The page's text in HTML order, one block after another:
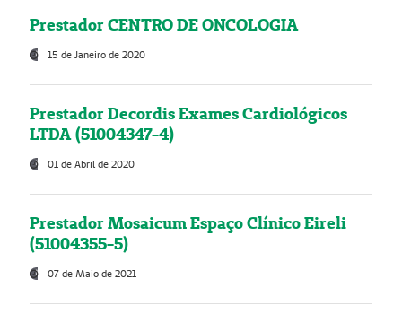
Prestador CENTRO DE ONCOLOGIA
15 de Janeiro de 2020
Prestador Decordis Exames Cardiológicos
LTDA (51004347-4)
01 de Abril de 2020
Prestador Mosaicum Espaço Clínico Eireli
(51004355-5)
07 de Maio de 2021